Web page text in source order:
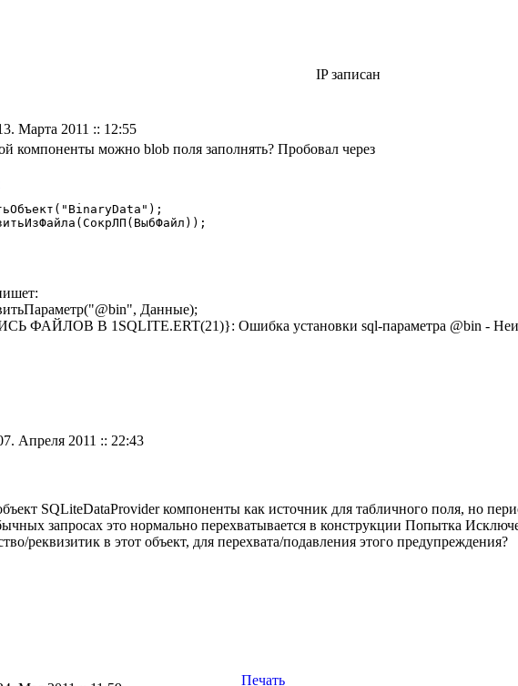
IP записан
Марта 2011 :: 12:55
компоненты можно blob поля заполнять? Пробовал через
Данные);
ФАЙЛОВ В 1SQLITE.ERT(21)}: Ошибка установки sql-параметра @bin -
Апреля 2011 :: 22:43
SQLiteDataProvider компоненты как источник для табличного поля, но
запросах это нормально перехватывается в конструкции Попытка
реквизитик в этот объект, для перехвата/подавления этого предупреждения?
Печать